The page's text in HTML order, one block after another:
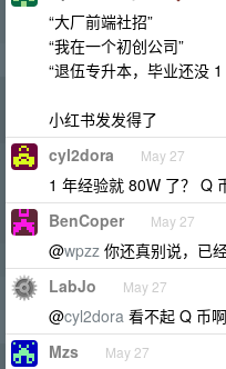
“大厂前端社招”
“我在一个初创公司”
“退伍专升本，毕业还没
小红书发发得了
cyl2dora May 27
1 年经验就 80W 了？ Q
BenCoper May 27
@wpzz 你还真别说，已
LabJo May 27
@cyl2dora 看不起 Q 币
Mzs May 27